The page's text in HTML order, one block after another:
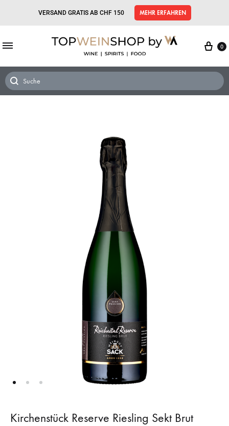
VERSAND GRATIS AB CHF 150 MEHR ERFAHREN
0
Kirchenstück Reserve Riesling Sekt Brut